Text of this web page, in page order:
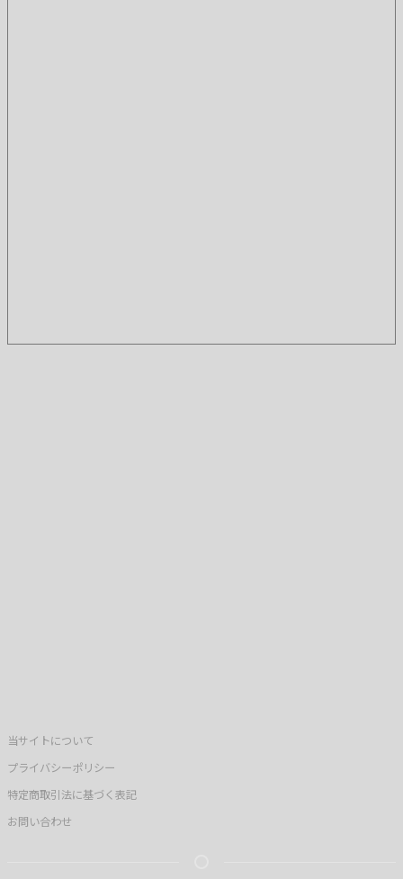
当サイトについて
プライバシーポリシー
特定商取引法に基づく表記
お問い合わせ